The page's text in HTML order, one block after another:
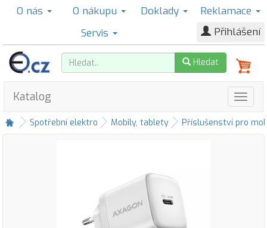
O nás O nákupu Doklady
Reklamace
Servis
Přihlášení
Hledat
Katalog
Spotřební elektro Mobily, tablety Příslušenství pro